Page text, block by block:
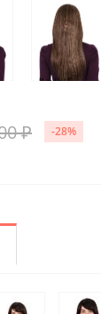
₽ -28%